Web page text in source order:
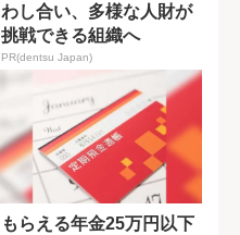
わし合い、多様な人財が
挑戦できる組織へ
PR(dentsu Japan)
もらえる年金25万円以下